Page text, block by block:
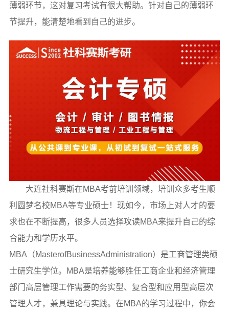
薄弱环节，这对复习考试有很大帮助。针对自己的薄弱环
节提升，能清楚地看到自己的进步。
大连社科赛斯在MBA考前培训领域，培训众多考生顺
利圆梦名校MBA等专业硕士！现如今，市场上对人才的要
求也在不断提高，很多人员选择攻读MBA来提升自己的综
合能力和学历水平。
MBA（MasterofBusinessAdministration）是工商管理类硕
士研究生学位。MBA是培养能够胜任工商企业和经济管理
部门高层管理工作需要的务实型、复合型和应用型高层次
管理人才，兼具理论与实践。在MBA的学习过程中，你会